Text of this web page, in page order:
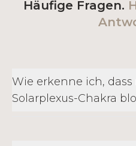
Häufige Fragen.
Wie erkenne ich, dass
Solarplexus-Chakra